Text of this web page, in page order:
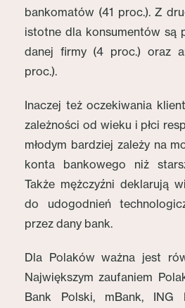
bankomatów (41 proc.). Z
istotne dla konsumentów są
danej firmy (4 proc.) oraz
proc.).
Inaczej też oczekiwania
zależności od wieku i płci
młodym bardziej zależy na
konta bankowego niż
Także mężczyźni deklarują
do udogodnień
przez dany bank.
Dla Polaków ważna jest
Największym zaufaniem
Bank Polski, mBank, ING